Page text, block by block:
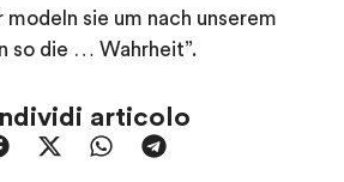
sie um nach unserem
so die … Wahrheit”.
articolo